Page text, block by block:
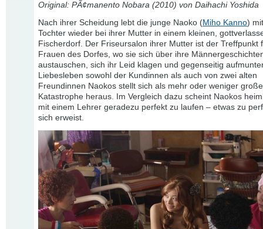
Original: PÃ¢manento Nobara (2010) von Daihachi Yoshida
Nach ihrer Scheidung lebt die junge Naoko (Miho Kanno)
Tochter wieder bei ihrer Mutter in einem kleinen,
Fischerdorf. Der Friseursalon ihrer Mutter ist der Treffpunkt
Frauen des Dorfes, wo sie sich über ihre
austauschen, sich ihr Leid klagen und gegenseitig
Liebesleben sowohl der Kundinnen als auch von zwei alten
Freundinnen Naokos stellt sich als mehr oder weniger große
Katastrophe heraus. Im Vergleich dazu scheint Naokos
mit einem Lehrer geradezu perfekt zu laufen – etwas zu
sich erweist.